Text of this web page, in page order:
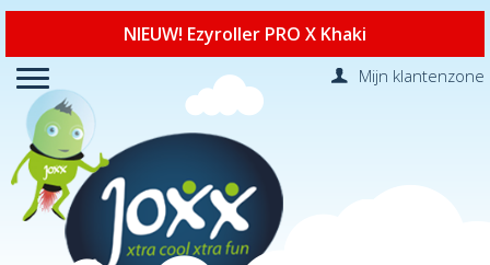
NIEUW! Ezyroller PRO X Khaki
Mijn klantenzone